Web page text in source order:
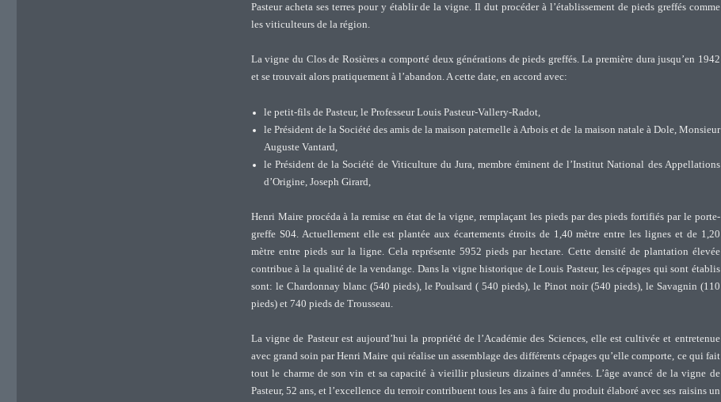
Pasteur acheta ses terres pour y établir de la vigne. Il dut procéder à l’établissement de pieds greffés comme
les viticulteurs de la région.
La vigne du Clos de Rosières a comporté deux générations de pieds greffés. La première dura jusqu’en 1942
et se trouvait alors pratiquement à l’abandon. A cette date, en accord avec:
le petit-fils de Pasteur, le Professeur Louis Pasteur-Vallery-Radot,
le Président de la Société des amis de la maison paternelle à Arbois et de la maison natale à Dole, Monsieur
Auguste Vantard,
le Président de la Société de Viticulture du Jura, membre éminent de l’Institut National des Appellations
d’Origine, Joseph Girard,
Henri Maire procéda à la remise en état de la vigne, remplaçant les pieds par des pieds fortifiés par le porte-
greffe S04. Actuellement elle est plantée aux écartements étroits de 1,40 mètre entre les lignes et de 1,20
mètre entre pieds sur la ligne. Cela représente 5952 pieds par hectare. Cette densité de plantation élevée
contribue à la qualité de la vendange. Dans la vigne historique de Louis Pasteur, les cépages qui sont établis
sont: le Chardonnay blanc (540 pieds), le Poulsard ( 540 pieds), le Pinot noir (540 pieds), le Savagnin (110
pieds) et 740 pieds de Trousseau.
La vigne de Pasteur est aujourd’hui la propriété de l’Académie des Sciences, elle est cultivée et entretenue
avec grand soin par Henri Maire qui réalise un assemblage des différents cépages qu’elle comporte, ce qui fait
tout le charme de son vin et sa capacité à vieillir plusieurs dizaines d’années. L’âge avancé de la vigne de
Pasteur, 52 ans, et l’excellence du terroir contribuent tous les ans à faire du produit élaboré avec ses raisins un